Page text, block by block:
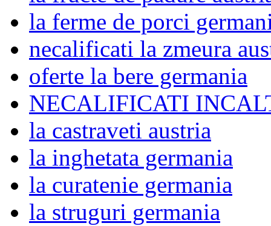
la ferme de porci
necalificati la zmeura
oferte la bere germania
NECALIFICATI
la castraveti austria
la inghetata germania
la curatenie germania
la struguri germania